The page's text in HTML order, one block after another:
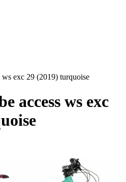
exc 29 (2019) turquoise
access ws exc